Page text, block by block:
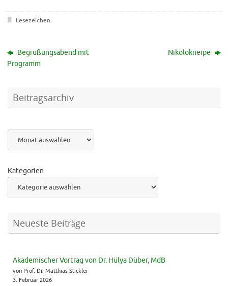
Lesezeichen.
Begrüßungsabend mit
Programm
Nikolokneipe
Beitragsarchiv
Kategorien
Neueste Beiträge
Akademischer Vortrag von Dr. Hülya Düber, MdB
von Prof. Dr. Matthias Stickler
3. Februar 2026